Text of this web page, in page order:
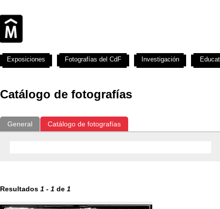
Catálogo de fotografías
General Catálogo de fotografías
Resultados 1 - 1 de 1
Exposiciones Fotografías del CdF Investigación